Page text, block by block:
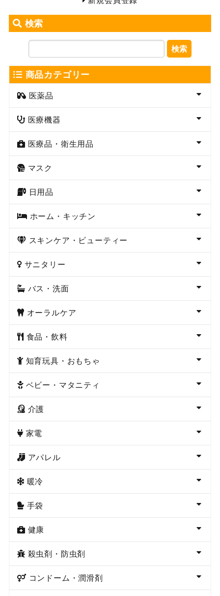
検索
検索
商品カテゴリー
医薬品
医療機器
医療品・衛生用品
マスク
日用品
ホーム・キッチン
スキンケア・ビューティー
サニタリー
バス・洗面
オーラルケア
食品・飲料
知育玩具・おもちゃ
ベビー・マタニティ
介護
家電
アパレル
暖冷
手袋
健康
殺虫剤・防虫剤
コンドーム・潤滑剤